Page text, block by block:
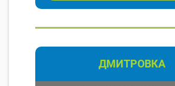
ДМИТРОВКА